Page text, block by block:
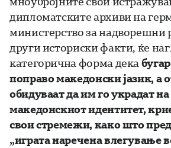
дипломатските архиви на
министерство за надворешни
други историски факти, ќе
категорична форма дека
поправо македонски јазик, а
обидуваат да им го украдат
македонскиот идентитет,
свои стремежи, како што
„играта наречена влегување